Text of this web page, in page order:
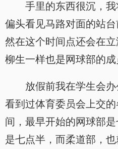
手里的东西很沉，
偏头看见马路对面的站
然在这个时间点还会在
柳生一样也是网球部的成
放假前我在学生会
看到过体育委员会上交
间，最早开始的网球部
是七点半，而柔道部，